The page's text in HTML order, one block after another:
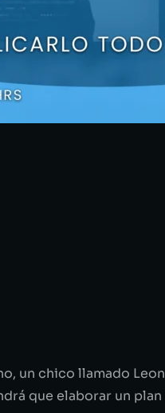
un chico llamado
que elaborar un